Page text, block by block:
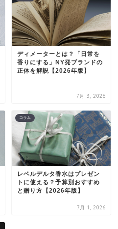
ディメーターとは？「日常を
香りにする」NY発ブランドの
正体を解説【2026年版】
7月 3, 2026
コラム
レベルデルタ香水はプレゼン
トに使える？予算別おすすめ
と贈り方【2026年版】
7月 1, 2026